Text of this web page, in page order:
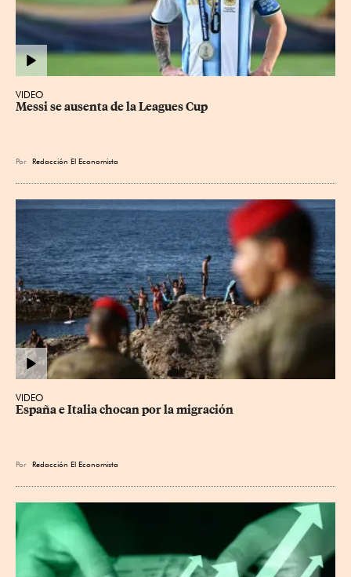
VIDEO
Messi se ausenta de la Leagues Cup
Por Redacción El Economista
VIDEO
España e Italia chocan por la migración
Por Redacción El Economista